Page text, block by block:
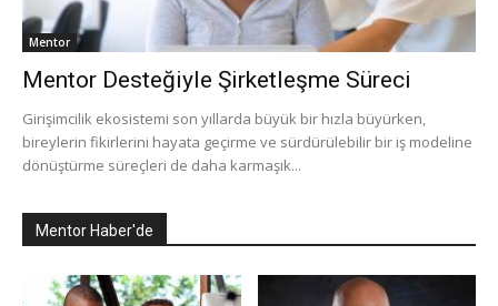
Mentor
Mentor Desteğiyle Şirketleşme Süreci
Girişimcilik ekosistemi son yıllarda büyük bir hızla büyürken,
bireylerin fikirlerini hayata geçirme ve sürdürülebilir bir iş modeline
dönüştürme süreçleri de daha karmaşık...
Mentor Haber'de